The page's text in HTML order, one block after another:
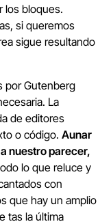
los bloques.
si queremos
sigue resultando
por Gutenberg
La
de editores
o código. Aunar
nuestro parecer,
lo que reluce y
con
que hay un amplio
tas la última